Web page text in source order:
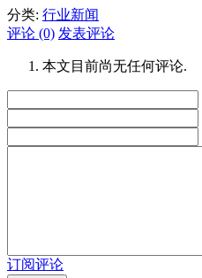
分类: 行业新闻
评论 (0) 发表评论
本文目前尚无任何评论.
订阅评论